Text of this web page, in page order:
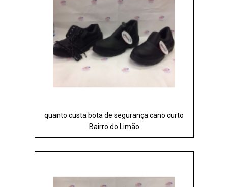
quanto custa bota de segurança cano curto
Bairro do Limão